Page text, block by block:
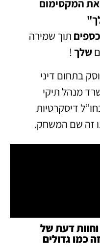
המקסימום
תוך שמירה
שלך!
בתחום דיני
מנהל תיקי
דיסקרטיות
זה שם המשחק.
וחוות דעת של
כמו גדולים